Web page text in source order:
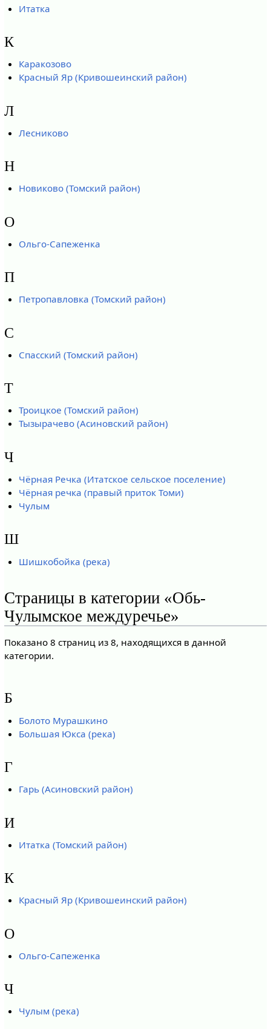
Итатка
К
Каракозово
Красный Яр (Кривошеинский район)
Л
Лесниково
Н
Новиково (Томский район)
О
Ольго-Сапеженка
П
Петропавловка (Томский район)
С
Спасский (Томский район)
Т
Троицкое (Томский район)
Тызырачево (Асиновский район)
Ч
Чёрная Речка (Итатское сельское поселение)
Чёрная речка (правый приток Томи)
Чулым
Ш
Шишкобойка (река)
Страницы в категории «Обь-
Чулымское междуречье»
Показано 8 страниц из 8, находящихся в данной
категории.
Б
Болото Мурашкино
Большая Юкса (река)
Г
Гарь (Асиновский район)
И
Итатка (Томский район)
К
Красный Яр (Кривошеинский район)
О
Ольго-Сапеженка
Ч
Чулым (река)